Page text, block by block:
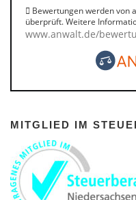
Bewertungen werden von
überprüft. Weitere
www.anwalt.de/
MITGLIED IM